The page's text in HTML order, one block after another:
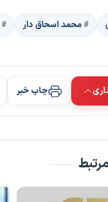
محمد اسحاق دار
چاپ خبر